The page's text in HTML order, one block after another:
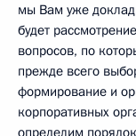
мы Вам уже
будет
вопросов, по
прежде всего
формирование и
корпоративных
определим